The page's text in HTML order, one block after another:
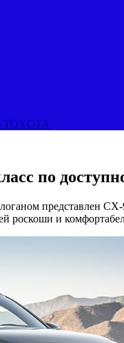
TOYOTA
по
представлен
роскоши и